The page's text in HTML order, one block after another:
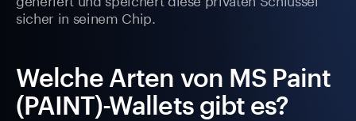
sicher in seinem Chip.
Welche Arten von MS Paint
(PAINT)-Wallets gibt es?